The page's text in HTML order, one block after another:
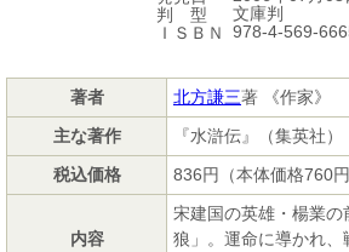
判 型
文庫判
ＩＳＢＮ
978-4-569-
著者 北方謙三著 《作家》
主な著作
『水滸伝』（集英社）
税込価格
836円（本体価格760円
内容
宋建国の英雄・楊業の
狼」。運命に導かれ